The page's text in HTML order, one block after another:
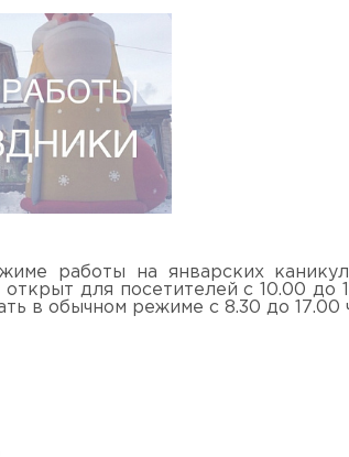
работы на январских
открыт для посетителей с 10.00 до
в обычном режиме с 8.30 до 17.00